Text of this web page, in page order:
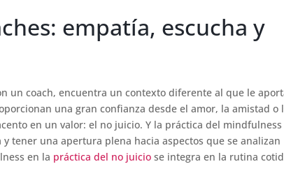
empatía, escucha y
un coach, encuentra un contexto diferente al que le
una gran confianza desde el amor, la amistad o
en un valor: el no juicio. Y la práctica del mindfulness
tener una apertura plena hacia aspectos que se analizan
en la práctica del no juicio se integra en la rutina